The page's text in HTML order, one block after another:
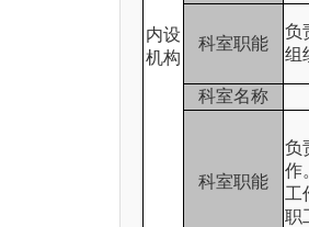
内设
机构
科室职能
负
组
科室名称
科室职能
负
作
工
职